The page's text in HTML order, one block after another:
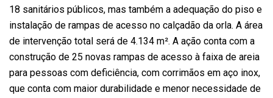
18 sanitários públicos, mas também a adequação do piso e
instalação de rampas de acesso no calçadão da orla. A área
de intervenção total será de 4.134 m². A ação conta com a
construção de 25 novas rampas de acesso à faixa de areia
para pessoas com deficiência, com corrimãos em aço inox,
que conta com maior durabilidade e menor necessidade de